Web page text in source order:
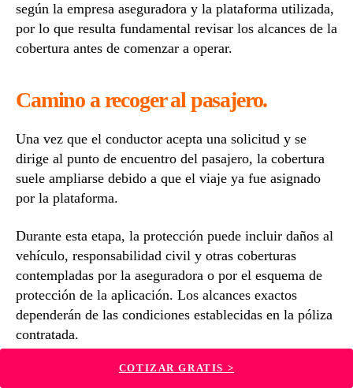
según la empresa aseguradora y la plataforma utilizada,
por lo que resulta fundamental revisar los alcances de la
cobertura antes de comenzar a operar.
Camino a recoger al pasajero.
Una vez que el conductor acepta una solicitud y se
dirige al punto de encuentro del pasajero, la cobertura
suele ampliarse debido a que el viaje ya fue asignado
por la plataforma.
Durante esta etapa, la protección puede incluir daños al
vehículo, responsabilidad civil y otras coberturas
contempladas por la aseguradora o por el esquema de
protección de la aplicación. Los alcances exactos
dependerán de las condiciones establecidas en la póliza
contratada.
COTIZAR GRATIS >